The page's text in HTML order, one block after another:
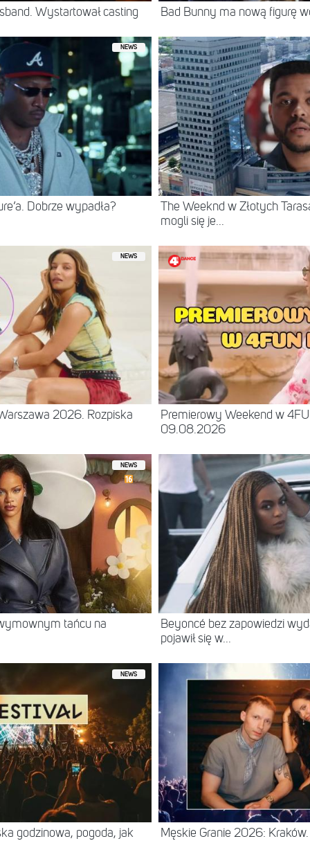
Wystartował casting Bad Bunny ma nową figurę
NEWS
Dobrze wypadła?
The Weeknd w Złotych
mogli się je...
NEWS
2026. Rozpiska
Premierowy Weekend w
09.08.2026
NEWS
tańcu na
Beyoncé bez zapowiedzi
pojawił się w...
NEWS
godzinowa, pogoda, jak
Męskie Granie 2026: